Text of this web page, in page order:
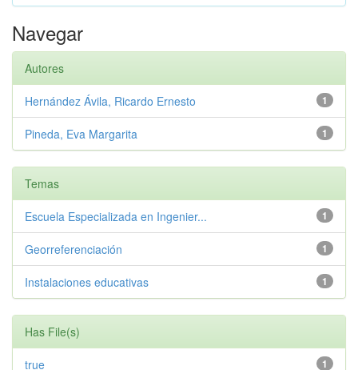
Navegar
Autores
1
Hernández Ávila, Ricardo Ernesto
1
Pineda, Eva Margarita
Temas
1
Escuela Especializada en Ingenier...
1
Georreferenciación
1
Instalaciones educativas
Has File(s)
1
true